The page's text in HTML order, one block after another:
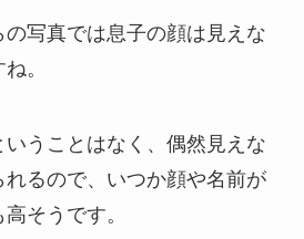
写真では息子の顔は見えな
。
うことはなく、偶然見えな
るので、いつか顔や名前が
そうです。